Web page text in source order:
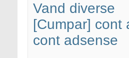
Vand diverse
[Cumpar] cont
cont adsense